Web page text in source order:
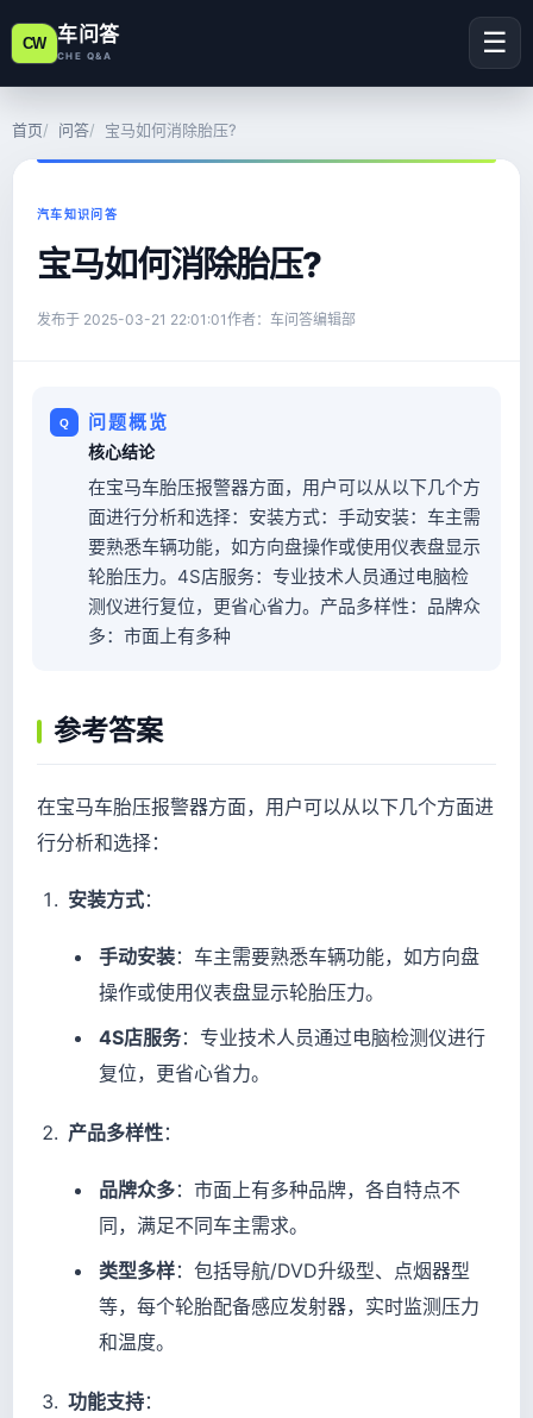
CW 车问答
CHE Q&A ☰
首页 问答 宝马如何消除胎压?
汽车知识问答
宝马如何消除胎压?
发布于 2025-03-21 22:01:01作者：车问答编辑部
问题概览
核心结论
在宝马车胎压报警器方面，用户可以从以下几个方
面进行分析和选择：安装方式：手动安装：车主需
要熟悉车辆功能，如方向盘操作或使用仪表盘显示
轮胎压力。4S店服务：专业技术人员通过电脑检
测仪进行复位，更省心省力。产品多样性：品牌众
多：市面上有多种
参考答案
在宝马车胎压报警器方面，用户可以从以下几个方面进
行分析和选择：
安装方式：
手动安装：车主需要熟悉车辆功能，如方向盘
操作或使用仪表盘显示轮胎压力。
4S店服务：专业技术人员通过电脑检测仪进行
复位，更省心省力。
产品多样性：
品牌众多：市面上有多种品牌，各自特点不
同，满足不同车主需求。
类型多样：包括导航/DVD升级型、点烟器型
等，每个轮胎配备感应发射器，实时监测压力
和温度。
功能支持：